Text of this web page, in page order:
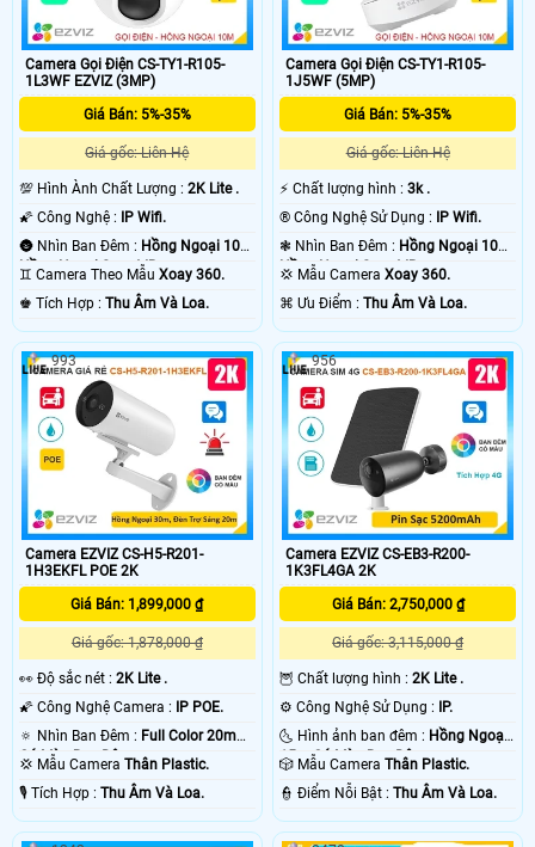
Camera Gọi Điện CS-TY1-R105-
1L3WF EZVIZ (3MP)
Giá Bán: 5%-35%
Giá gốc: Liên Hệ
💯 Hình Ành Chất Lượng : 2K Lite .
🌠 Công Nghệ :
IP Wifi.
🌚 Nhìn Ban Đêm : Hồng Ngoại 10m
Hồng Ngoại Smart IR.
♊ Camera Theo Mẫu Xoay 360.
️♚ Tích Hợp : Thu Âm Và Loa.
Camera Gọi Điện CS-TY1-R105-
1J5WF (5MP)
Giá Bán: 5%-35%
Giá gốc: Liên Hệ
️⚡ Chất lượng hình :3k .
®️ Công Nghệ Sử Dụng :
IP Wifi.
❃ Nhìn Ban Đêm : Hồng Ngoại 10m
Hồng Ngoại Smart IR.
💢 Mẫu CameraXoay 360.
️⌘ Ưu Điểm :Thu Âm Và Loa.
Camera EZVIZ CS-H5-R201-
1H3EKFL POE 2K
Giá Bán: 1,899,000 ₫
Giá gốc: 1,878,000 ₫
️👀 Độ sắc nét : 2K Lite .
🌠 Công Nghệ Camera :
IP POE.
🔅 Nhìn Ban Đêm : Full Color 20m
Có Màu Ban Ðêm.
💢 Mẫu Camera Thân Plastic.
️🎙 Tích Hợp : Thu Âm Và Loa.
993
Camera EZVIZ CS-EB3-R200-
1K3FL4GA 2K
Giá Bán: 2,750,000 ₫
Giá gốc: 3,115,000 ₫
🦉 Chất lượng hình :2K Lite .
⚙ Công Nghệ Sử Dụng :
IP.
🌜 Hình ảnh ban đêm : Hồng Ngoại
15m Có Màu Ban Ðêm.
🎲 Mẫu CameraThân Plastic.
️👮 Điểm Nỗi Bật :Thu Âm Và Loa.
956